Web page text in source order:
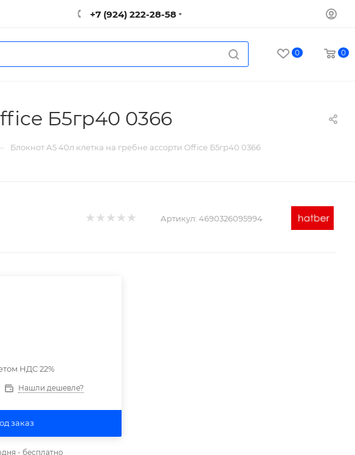
+7 (924) 222-28-58
0 0
Б5гр40 0366
Блокнот А5 40л клетка на гребне ассорти Office Б5гр40 0366
Артикул: 4690326095994
НДС 22%
Нашли дешевле?
заказ
- бесплатно